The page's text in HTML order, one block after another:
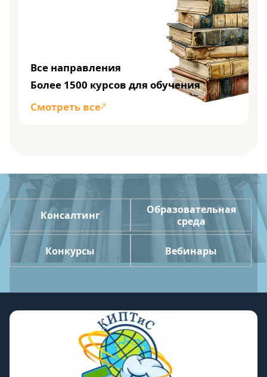
Все направления
Более 1500 курсов для обучения
Смотреть все
Консалтинг
Образовательная
среда
Конкурсы Вебинары